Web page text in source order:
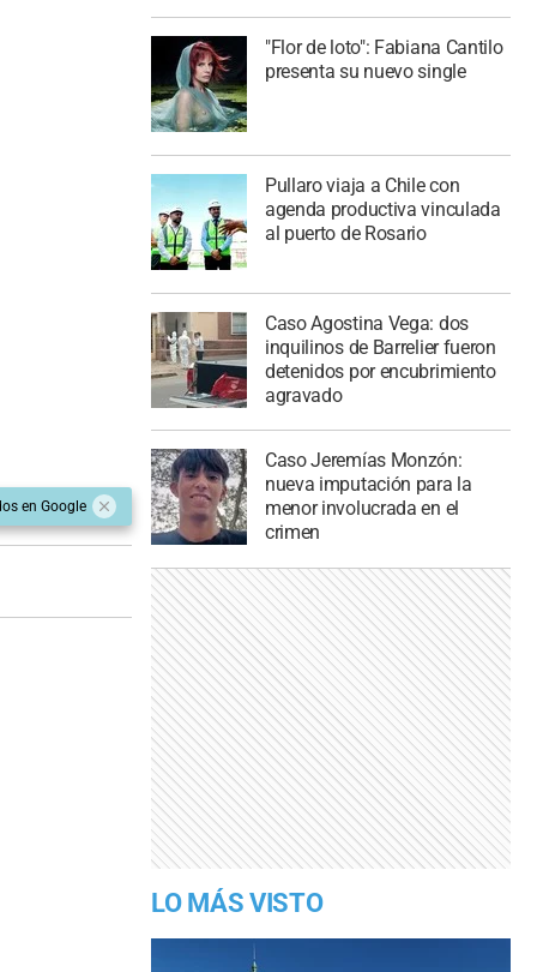
en Google
"Flor de loto": Fabiana Cantilo
presenta su nuevo single
Pullaro viaja a Chile con
agenda productiva vinculada
al puerto de Rosario
Caso Agostina Vega: dos
inquilinos de Barrelier fueron
detenidos por encubrimiento
agravado
Caso Jeremías Monzón:
nueva imputación para la
menor involucrada en el
crimen
LO MÁS VISTO